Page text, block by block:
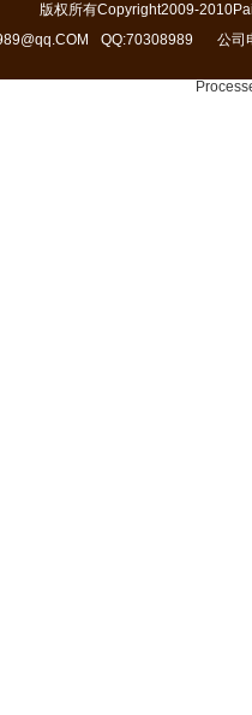
版权所有Copyright2009-
QQ:70308989 公司